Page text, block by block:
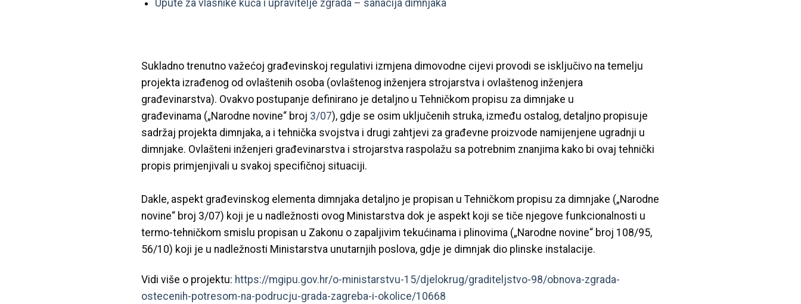
Upute za vlasnike kuća i upravitelje zgrada – sanacija dimnjaka
Sukladno trenutno važećoj građevinskoj regulativi izmjena dimovodne cijevi provodi se isključivo na temelju
projekta izrađenog od ovlaštenih osoba (ovlaštenog inženjera strojarstva i ovlaštenog inženjera
građevinarstva). Ovakvo postupanje definirano je detaljno u Tehničkom propisu za dimnjake u
građevinama („Narodne novine“ broj 3/07), gdje se osim uključenih struka, između ostalog, detaljno propisuje
sadržaj projekta dimnjaka, a i tehnička svojstva i drugi zahtjevi za građevne proizvode namijenjene ugradnji u
dimnjake. Ovlašteni inženjeri građevinarstva i strojarstva raspolažu sa potrebnim znanjima kako bi ovaj tehnički
propis primjenjivali u svakoj specifičnoj situaciji.
Dakle, aspekt građevinskog elementa dimnjaka detaljno je propisan u Tehničkom propisu za dimnjake („Narodne
novine“ broj 3/07) koji je u nadležnosti ovog Ministarstva dok je aspekt koji se tiče njegove funkcionalnosti u
termo-tehničkom smislu propisan u Zakonu o zapaljivim tekućinama i plinovima („Narodne novine“ broj 108/95,
56/10) koji je u nadležnosti Ministarstva unutarnjih poslova, gdje je dimnjak dio plinske instalacije.
Vidi više o projektu: https://mgipu.gov.hr/o-ministarstvu-15/djelokrug/graditeljstvo-98/obnova-zgrada-
ostecenih-potresom-na-podrucju-grada-zagreba-i-okolice/10668